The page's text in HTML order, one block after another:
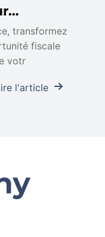
transformez
fiscale
votr
l'article